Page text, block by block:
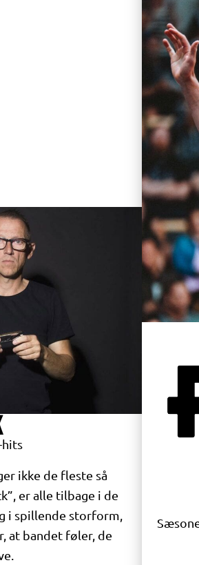
hits
ikke de fleste så
er alle tilbage i de
i spillende storform,
at bandet føler, de